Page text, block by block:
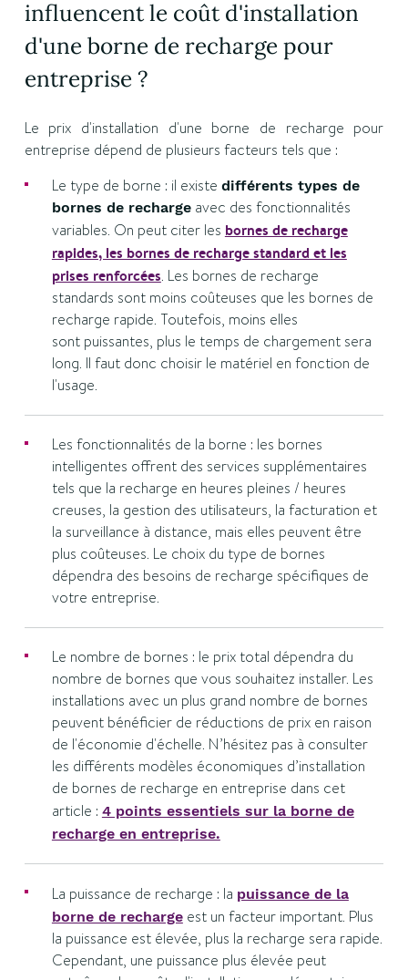
influencent le coût d'installation
d'une borne de recharge pour
entreprise ?
Le prix d'installation d'une borne de recharge pour
entreprise dépend de plusieurs facteurs tels que :
Le type de borne : il existe différents types de
bornes de rechargeavec des fonctionnalités
variables. On peut citer les bornes de recharge
rapides, les bornes de recharge standard et les
prises renforcées. Les bornes de recharge
standards sont moins coûteuses que les bornes de
recharge rapide. Toutefois, moins elles
sont puissantes, plus le temps de chargement sera
long. Il faut donc choisir le matériel en fonction de
l'usage.
Les fonctionnalités de la borne : les bornes
intelligentes offrent des services supplémentaires
tels que la recharge en heures pleines / heures
creuses, la gestion des utilisateurs, la facturation et
la surveillance à distance, mais elles peuvent être
plus coûteuses. Le choix du type de bornes
dépendra des besoins de recharge spécifiques de
votre entreprise.
Le nombre de bornes : le prix total dépendra du
nombre de bornes que vous souhaitez installer. Les
installations avec un plus grand nombre de bornes
peuvent bénéficier de réductions de prix en raison
de l'économie d'échelle. N’hésitez pas à consulter
les différents modèles économiques d’installation
de bornes de recharge en entreprise dans cet
article : 4 points essentiels sur la borne de
recharge en entreprise.
La puissance de recharge : la puissance de la
borne de rechargeest un facteur important. Plus
la puissance est élevée, plus la recharge sera rapide.
Cependant, une puissance plus élevée peut